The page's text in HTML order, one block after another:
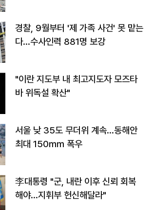
경찰, 9월부터 '제 가족 사건' 못 맡는
다…수사인력 881명 보강
"이란 지도부 내 최고지도자 모즈타
바 위독설 확산"
서울 낮 35도 무더위 계속…동해안
최대 150㎜ 폭우
李대통령 "군, 내란 이후 신뢰 회복
해야…지휘부 헌신해달라"